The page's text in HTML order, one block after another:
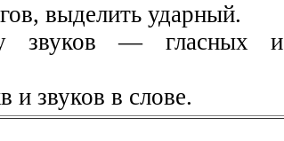
выделить ударный.
звуков — гласных и
и звуков в слове.